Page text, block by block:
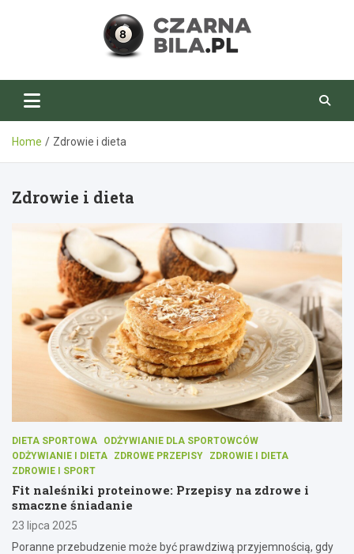
CzarnaBila.pl
Home Zdrowie i dieta
Zdrowie i dieta
DIETA SPORTOWA
ODŻYWIANIE DLA SPORTOWCÓW
ODŻYWIANIE I DIETA
ZDROWE PRZEPISY
ZDROWIE I DIETA
ZDROWIE I SPORT
Fit naleśniki proteinowe: Przepisy na zdrowe i
smaczne śniadanie
23 lipca 2025
Poranne przebudzenie może być prawdziwą przyjemnością, gdy